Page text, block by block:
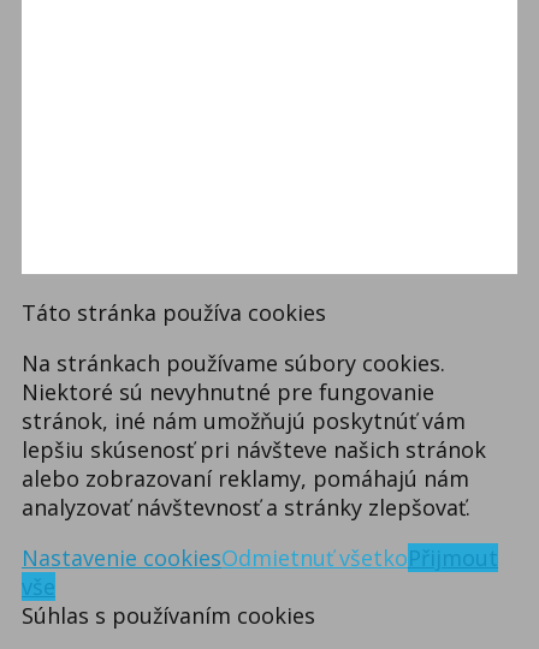
Táto stránka používa cookies
Na stránkach používame súbory cookies.
Niektoré sú nevyhnutné pre fungovanie
stránok, iné nám umožňujú poskytnúť vám
lepšiu skúsenosť pri návšteve našich stránok
alebo zobrazovaní reklamy, pomáhajú nám
analyzovať návštevnosť a stránky zlepšovať.
Nastavenie cookiesOdmietnuť všetkoPřijmout
vše
Súhlas s používaním cookies